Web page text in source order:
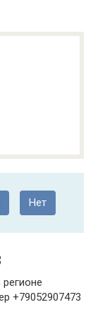
Нет
+79052907473